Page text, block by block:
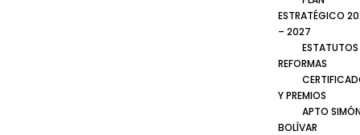
ESTRATÉGICO
– 2027
ESTATUTOS
REFORMAS
Y PREMIOS
APTO
BOLÍVAR